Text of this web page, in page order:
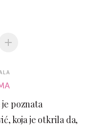
poznata
koja je otkrila da,